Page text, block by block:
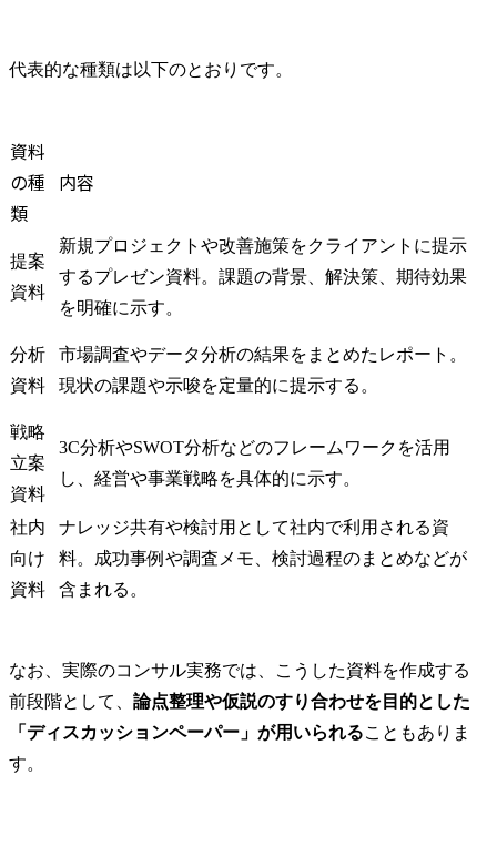
代表的な種類は以下のとおりです。
資料
の種
類
内容
提案
資料
新規プロジェクトや改善施策をクライアントに提示
するプレゼン資料。課題の背景、解決策、期待効果
を明確に示す。
分析
資料
市場調査やデータ分析の結果をまとめたレポート。
現状の課題や示唆を定量的に提示する。
戦略
立案
資料
3C分析やSWOT分析などのフレームワークを活用
し、経営や事業戦略を具体的に示す。
社内
向け
資料
ナレッジ共有や検討用として社内で利用される資
料。成功事例や調査メモ、検討過程のまとめなどが
含まれる。
なお、実際のコンサル実務では、こうした資料を作成する
前段階として、 論点整理や仮説のすり合わせを目的とした
「ディスカッションペーパー」が用いられることもありま
す。